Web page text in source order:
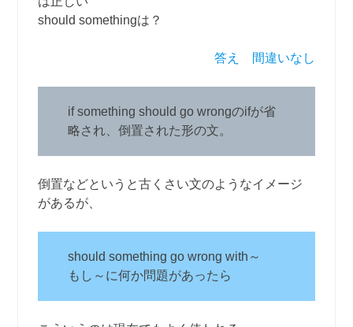
should somethingは？
答え 間違いなし
if something should go wrongのifが省
略され、倒置された形の文。
倒置などというと古くさい文のようなイメージ
があるが、
should something go wrong with～
もし～に何か問題があったら